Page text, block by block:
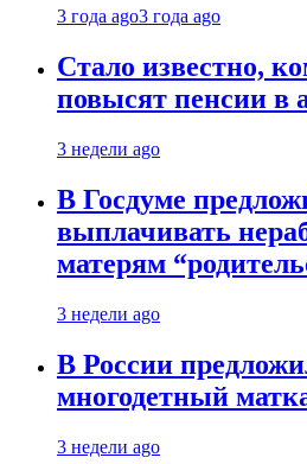
3 года ago3 года ago
Стало известно,
повысят пенсии в
3 недели ago
В Госдуме
выплачивать
матерям
3 недели ago
В России
многодетный
3 недели ago